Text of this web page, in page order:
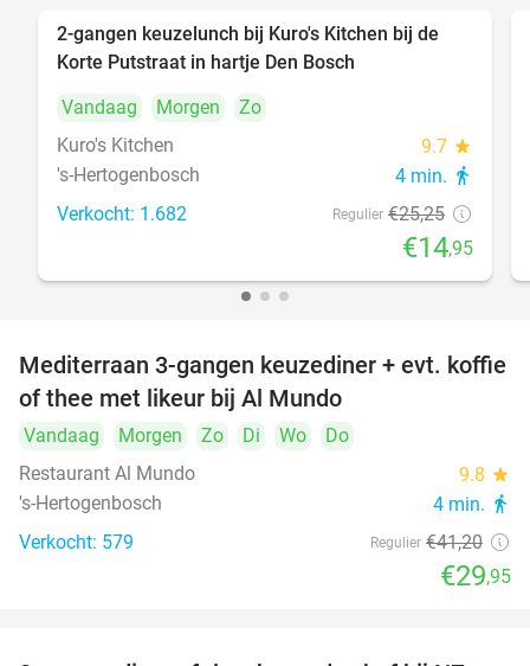
2-gangen keuzelunch bij Kuro's Kitchen bij de
Korte Putstraat in hartje Den Bosch
Vandaag
Morgen
Zo
Kuro's Kitchen
9.7 star
's-Hertogenbosch 4 min. directions_walk
Verkocht: 1.682 Regulier €25,25
€14,95
27%
Mediterraan 3-gangen keuzediner + evt. koffie
of thee met likeur bij Al Mundo
Vandaag Morgen Zo Di Wo
Do
Restaurant Al Mundo
9.8 star
's-Hertogenbosch 4 min. directions_walk
Verkocht: 579 Regulier €41,20
€29,95